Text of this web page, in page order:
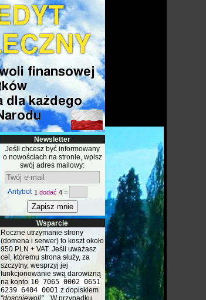
Newsletter
Jeśli chcesz być informowany
o nowościach na stronie, wpisz
swój adres mailowy:
Antybot 1 dodać 4 =
Wsparcie
Roczne utrzymanie strony
(domena i serwer) to koszt około
950 PLN + VAT. Jeśli uważasz
cel, któremu strona służy, za
szczytny, wesprzyj jej
funkcjonowanie swą darowizną
na konto 10 7065 0002 0651
6239 6404 0001 z dopiskiem
"doscniewoli". W przypadku